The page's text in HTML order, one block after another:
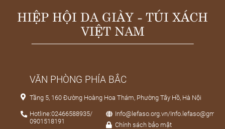
HIỆP HỘI DA GIÀY - TÚI XÁCH
VIỆT NAM
VĂN PHÒNG PHÍA BẮC
Tầng 5, 160 Đường Hoàng Hoa Thám, Phường Tây Hồ, Hà Nội
Hotline:02466588935/
0901518191
Info@lefaso.org.vn/
Chính sách bảo mật